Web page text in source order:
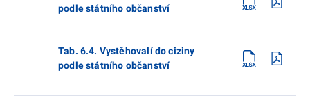
podle státního občanství
Tab. 6.4. Vystěhovalí do ciziny
podle státního občanství